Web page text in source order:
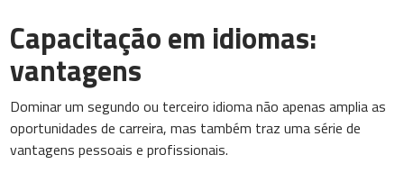
Capacitação em idiomas:
vantagens
Dominar um segundo ou terceiro idioma não apenas amplia as
oportunidades de carreira, mas também traz uma série de
vantagens pessoais e profissionais.